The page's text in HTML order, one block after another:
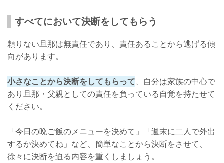
すべてにおいて決断をしてもらう
頼りない旦那は無責任であり、責任あることから逃げる傾
向があります。
小さなことから決断をしてもらって、自分は家族の中心で
あり旦那・父親としての責任を負っている自覚を持たせて
ください。
「今日の晩ご飯のメニューを決めて」「週末に二人で外出
するか決めてね」など、簡単なことから決断をさせて、
徐々に決断を迫る内容を重くしましょう。